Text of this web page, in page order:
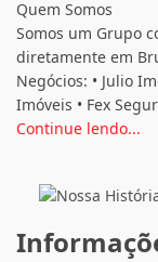
Quem Somos
Somos um Grupo
diretamente em
Negócios: • Julio
Imóveis • Fex
Continue lendo...